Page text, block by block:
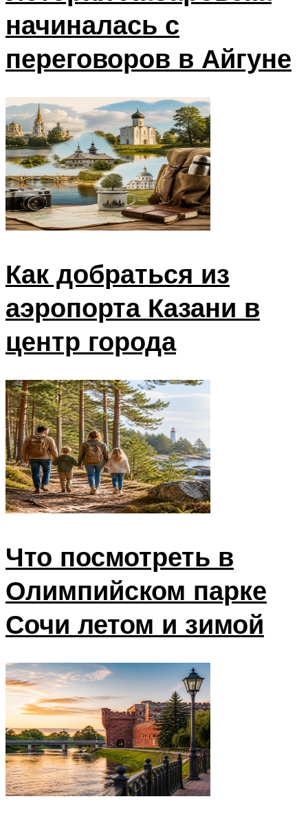
начиналась с
переговоров в Айгуне
Как добраться из
аэропорта Казани в
центр города
Что посмотреть в
Олимпийском парке
Сочи летом и зимой